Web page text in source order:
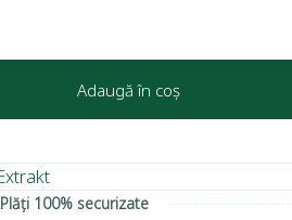
Adaugă în coș
Plăți 100% securizate